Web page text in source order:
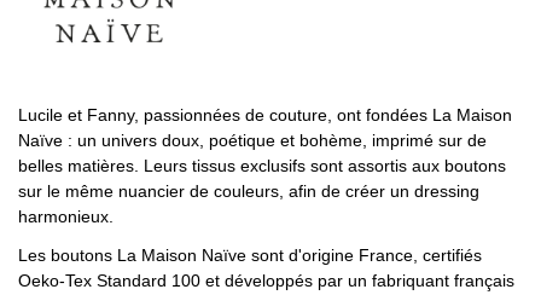
Lucile et Fanny, passionnées de couture, ont fondées La Maison
Naïve : un univers doux, poétique et bohème, imprimé sur de
belles matières. Leurs tissus exclusifs sont assortis aux boutons
sur le même nuancier de couleurs, afin de créer un dressing
harmonieux.
Les boutons La Maison Naïve sont d'origine France, certifiés
Oeko-Tex Standard 100 et développés par un fabriquant français